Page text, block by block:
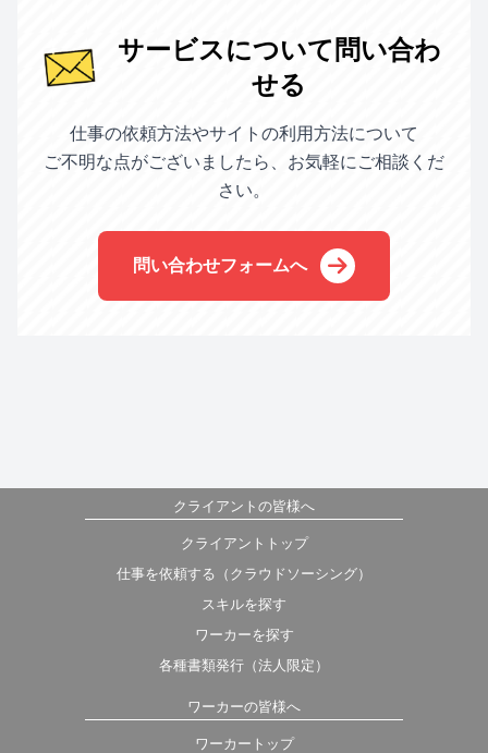
サービスについて問い合わ
せる
仕事の依頼方法やサイトの利用方法について
ご不明な点がございましたら、お気軽にご相談くだ
さい。
問い合わせフォームへ
クライアントの皆様へ
クライアントトップ
仕事を依頼する（クラウドソーシング）
スキルを探す
ワーカーを探す
各種書類発行（法人限定）
ワーカーの皆様へ
ワーカートップ